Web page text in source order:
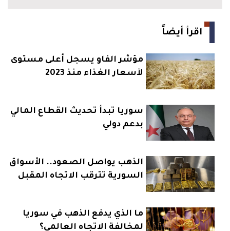
اقرأ أيضاً
مؤشر الفاو يسجل أعلى مستوى
لأسعار الغذاء منذ 2023
سوريا تبدأ تحديث القطاع المالي
بدعم دولي
الذهب يواصل الصعود.. الأسواق
السورية تترقب الاتجاه المقبل
ما الذي يدفع الذهب في سوريا
لمخالفة الاتجاه العالمي؟